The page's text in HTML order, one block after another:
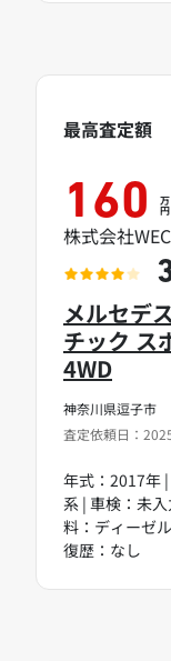
神奈川県逗子市
査定依頼日：
メルセデ
チック ス
4WD
年式：2017年
系 | 車検：未
料：ディーゼ
復歴：なし
最高査定額
160 万
円
株式会社